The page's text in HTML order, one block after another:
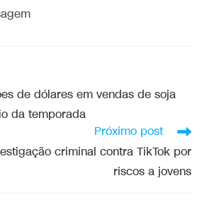
de dólares em vendas de soja
da temporada
Próximo post
criminal contra TikTok por
riscos a jovens